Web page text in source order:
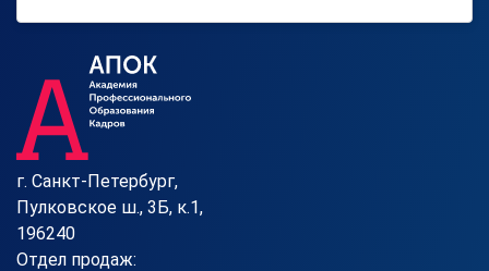
г. Санкт-Петербург,
Пулковское ш., 3Б, к.1,
196240
Отдел продаж: